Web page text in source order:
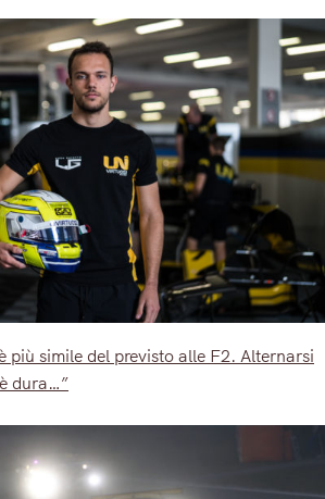
più simile del previsto alle F2. Alternarsi
dura…”